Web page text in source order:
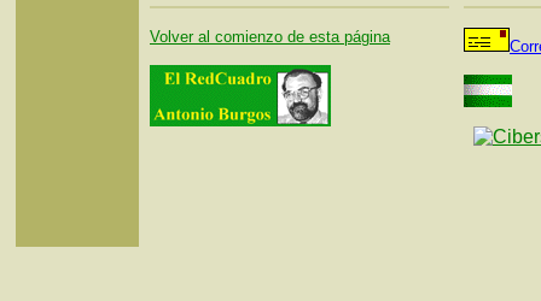
Volver al comienzo de esta página